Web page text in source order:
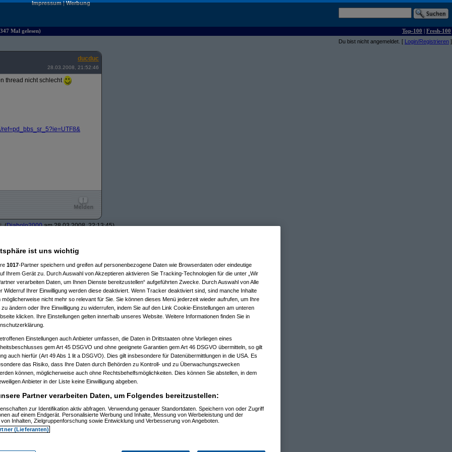
Impressum|Werbung
Mal gelesen) Top-100 | Fresh-100
Du bist nicht angemeldet. [ Login/Registrieren ]
ducduc
28.03.2008, 21:52:46
thread nicht schlecht
ref=pd_bbs_sr_5?ie=UTF8&
(Diabolo2000am 28.03.2008, 22:13:45)
10:17:40)
10:18:27)
10:22:30)
10:29:20)
am 29.03.2008, 10:32:27)
am 29.03.2008, 10:38:55)
16:15:41)
13:46:23)
12:47:46)
13:16:39)
ist uns wichtig
1017-Partner speichern und greifen auf personenbezogene Daten wie Browserdaten oder eindeutige
Ihrem Gerät zu. Durch Auswahl von Akzeptieren aktivieren Sie Tracking-Technologien für die unter „Wir
verarbeiten Daten, um Ihnen Dienste bereitzustellen“ aufgeführten Zwecke. Durch Auswahl von Alle
Widerruf Ihrer Einwilligung werden diese deaktiviert. Wenn Tracker deaktiviert sind, sind manche Inhalte
möglicherweise nicht mehr so relevant für Sie. Sie können dieses Menü jederzeit wieder aufrufen, um Ihre
zu ändern oder Ihre Einwilligung zu widerrufen, indem Sie auf den Link Cookie-Einstellungen am unteren
klicken. Ihre Einstellungen gelten innerhalb unseres Website. Weitere Informationen finden Sie in
Einstellungen auch Anbieter umfassen, die Daten in Drittstaaten ohne Vorliegen eines
gem Art 45 DSGVO und ohne geeignete Garantien gem Art 46 DSGVO übermitteln, so gilt
auch hierfür (Art 49 Abs 1 lit a DSGVO). Dies gilt insbesondere für Datenübermittlungen in die USA. Es
das Risiko, dass Ihre Daten durch Behörden zu Kontroll- und zu Überwachungszwecken
können, möglicherweise auch ohne Rechtsbehelfsmöglichkeiten. Dies können Sie abstellen, in dem
Anbieter in der Liste keine Einwilligung abgeben.
Partner verarbeiten Daten, um Folgendes bereitzustellen:
zur Identifikation aktiv abfragen. Verwendung genauer Standortdaten. Speichern von oder Zugriff
auf einem Endgerät. Personalisierte Werbung und Inhalte, Messung von Werbeleistung und der
Inhalten, Zielgruppenforschung sowie Entwicklung und Verbesserung von Angeboten.
(Lieferanten)